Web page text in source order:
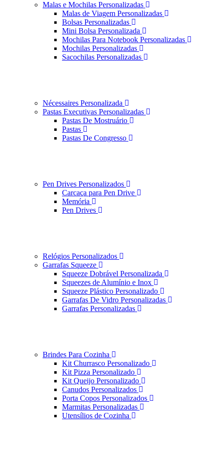
Malas e Mochilas Personalizadas
Malas de Viagem Personalizadas
Bolsas Personalizadas
Mini Bolsa Personalizada
Mochilas Para Notebook Personalizadas
Mochilas Personalizadas
Sacochilas Personalizadas
Nécessaires Personalizada
Pastas Executivas Personalizadas
Pastas De Mostruário
Pastas
Pastas De Congresso
Pen Drives Personalizados
Carcaça para Pen Drive
Memória
Pen Drives
Relógios Personalizados
Garrafas Squeeze
Squeeze Dobrável Personalizada
Squeezes de Alumínio e Inox
Squeeze Plástico Personalizado
Garrafas De Vidro Personalizadas
Garrafas Personalizadas
Brindes Para Cozinha
Kit Churrasco Personalizado
Kit Pizza Personalizado
Kit Queijo Personalizado
Canudos Personalizados
Porta Copos Personalizados
Marmitas Personalizadas
Utensílios de Cozinha